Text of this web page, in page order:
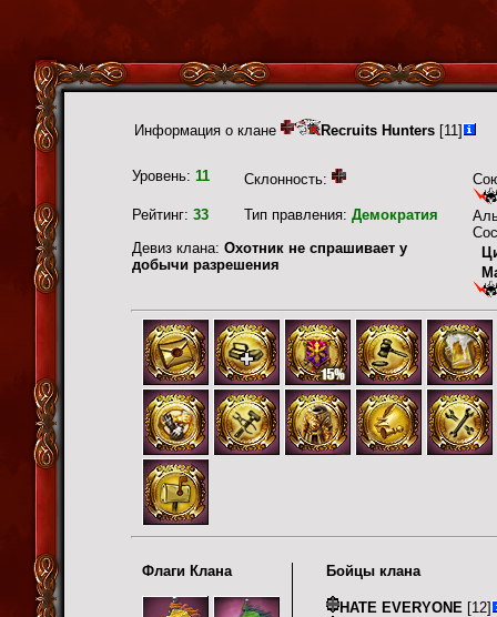
Информация о клане Recruits Hunters [11]
Уровень: 11 Склонность:
Рейтинг: 33 Тип правления: Демократия
Девиз клана: Охотник не спрашивает у
добычи разрешения
Флаги Клана Бойцы клана
HATE EVERYONE [12]